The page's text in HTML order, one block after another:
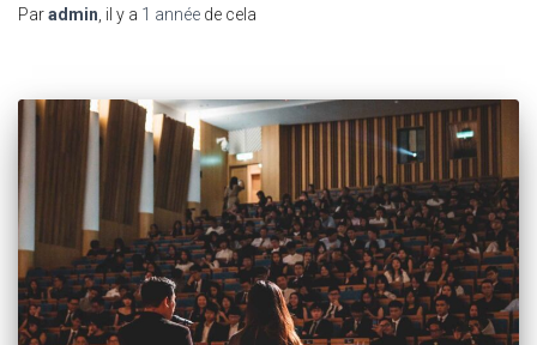
Paradmin , il y a 1 année de cela